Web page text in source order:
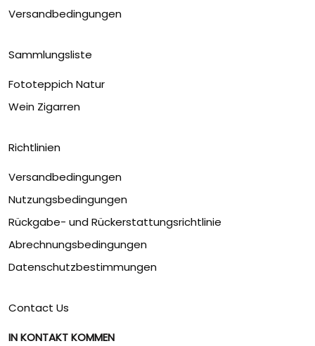
Versandbedingungen
Sammlungsliste
Fototeppich Natur
Wein Zigarren
Richtlinien
Versandbedingungen
Nutzungsbedingungen
Rückgabe- und Rückerstattungsrichtlinie
Abrechnungsbedingungen
Datenschutzbestimmungen
Contact Us
IN KONTAKT KOMMEN